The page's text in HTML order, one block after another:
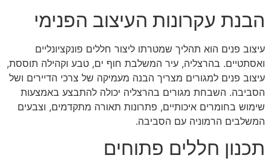
הבנת עקרונות העיצוב הפנימי
עיצוב פנים הוא תהליך שמטרתו ליצור חללים פונקציונליים
ואסתטיים. בהרצליה, עיר המשלבת חוף ים, טבע וקהילה תוססת,
עיצוב פנים למגורים מצריך הבנה מעמיקה של צרכי הדיירים ושל
הסביבה. השבחת מגורים בהרצליה יכולה להתבצע באמצעות
שימוש בחומרים איכותיים, פתרונות תאורה מתקדמים, וצבעים
המשלבים הרמוניה עם הסביבה.
תכנון חללים פתוחים